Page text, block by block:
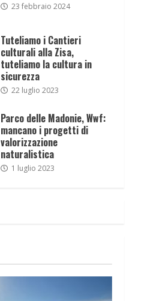
23 febbraio 2024
Tuteliamo i Cantieri
culturali alla Zisa,
tuteliamo la cultura in
sicurezza
22 luglio 2023
Parco delle Madonie, Wwf:
mancano i progetti di
valorizzazione
naturalistica
1 luglio 2023